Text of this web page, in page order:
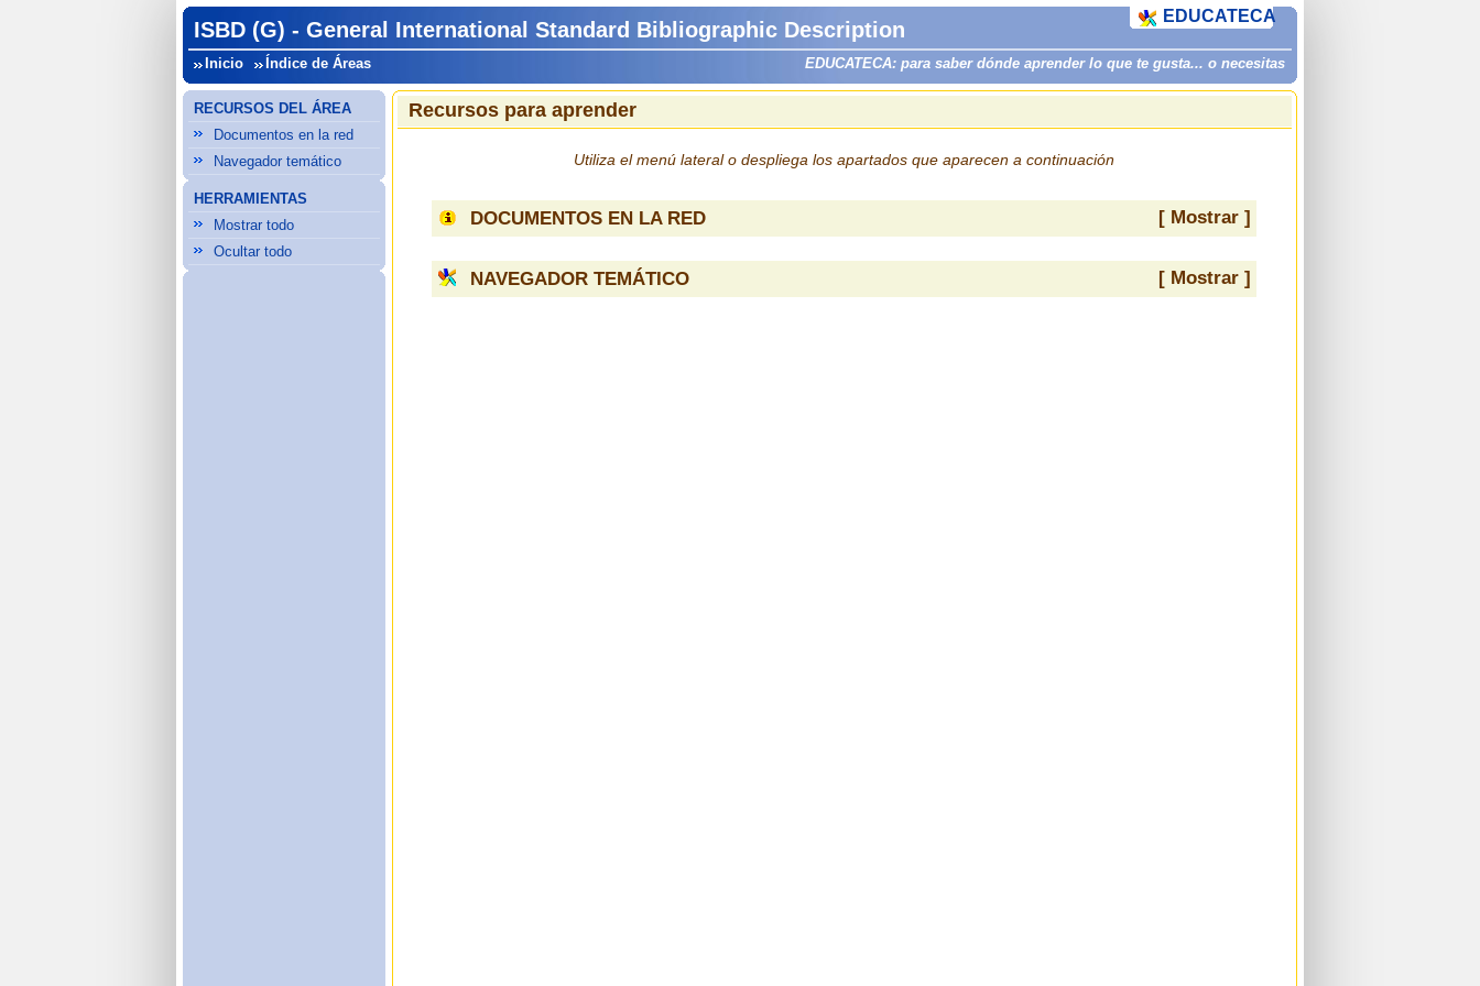
ISBD (G) - General International Standard Bibliographic Description
Inicio Índice de Áreas EDUCATECA: para saber dónde aprender lo que te gusta... o necesitas
EDUCATECA
RECURSOS DEL ÁREA
Documentos en la red
Navegador temático
HERRAMIENTAS
Mostrar todo
Ocultar todo
Recursos para aprender
Utiliza el menú lateral o despliega los apartados que aparecen a continuación
DOCUMENTOS EN LA RED [ Mostrar ]
NAVEGADOR TEMÁTICO [ Mostrar ]